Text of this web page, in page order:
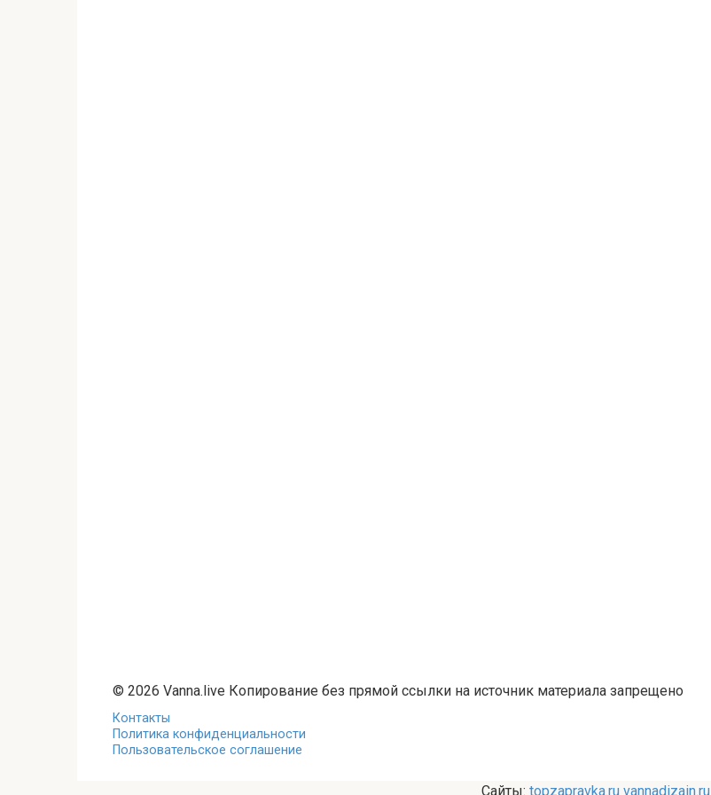
© 2026 Vanna.live Копирование без прямой ссылки на источник материала запрещено
Контакты
Политика конфиденциальности
Пользовательское соглашение
Сайты: topzapravka.ru vannadizain.ru